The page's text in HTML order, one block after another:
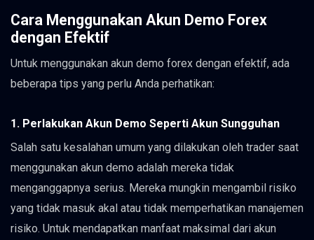
Cara Menggunakan Akun Demo Forex
dengan Efektif
Untuk menggunakan akun demo forex dengan efektif, ada
beberapa tips yang perlu Anda perhatikan:
1. Perlakukan Akun Demo Seperti Akun Sungguhan
Salah satu kesalahan umum yang dilakukan oleh trader saat
menggunakan akun demo adalah mereka tidak
menganggapnya serius. Mereka mungkin mengambil risiko
yang tidak masuk akal atau tidak memperhatikan manajemen
risiko. Untuk mendapatkan manfaat maksimal dari akun